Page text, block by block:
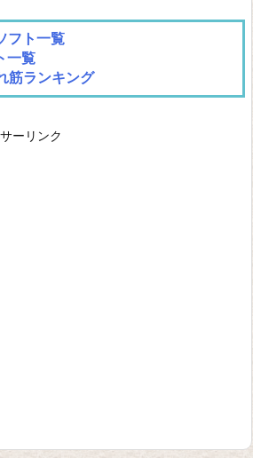
フト一覧
一覧
筋ランキング
ーリンク